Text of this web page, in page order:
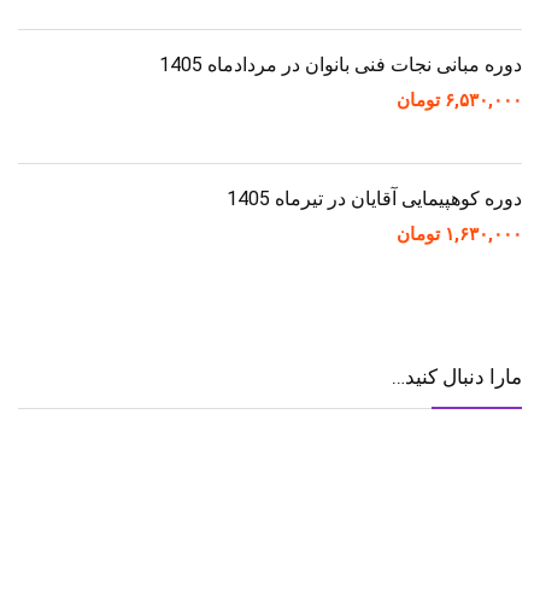
دوره مبانی نجات فنی بانوان در مردادماه 1405
۶,۵۳۰,۰۰۰ تومان
دوره کوهپیمایی آقایان در تیرماه 1405
۱,۶۳۰,۰۰۰ تومان
مارا دنبال کنید…